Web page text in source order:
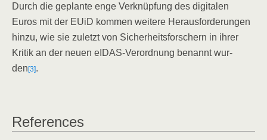
Durch die geplan­te enge Ver­knüp­fung des digi­ta­len
Euros mit der EUiD kom­men wei­te­re Her­aus­for­de­run­gen
hin­zu, wie sie zuletzt von Sicher­heits­for­schern in ihrer
Kri­tik an der neu­en eIDAS-Ver­ord­nung benannt wur­
den [3].
Refe­ren­ces